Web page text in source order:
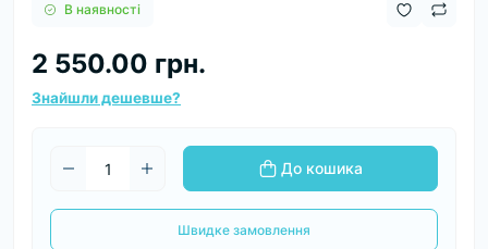
В наявності
2 550.00 грн.
Знайшли дешевше?
До кошика
Швидке замовлення